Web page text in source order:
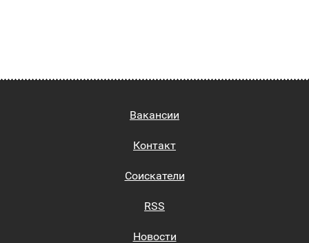
Вакансии
Контакт
Соискатели
RSS
Новости